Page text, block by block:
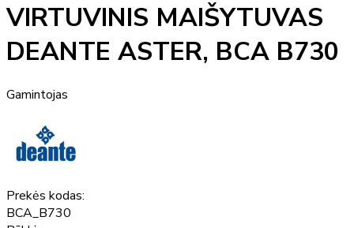
VIRTUVINIS MAIŠYTUVAS
DEANTE ASTER, BCA B730
Gamintojas
Prekės kodas:
BCA_B730